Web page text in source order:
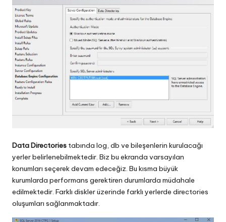
Data Directories tabında log, db ve bileşenlerin kurulacağı
yerler belirlenebilmektedir. Biz bu ekranda varsayılan
konumları seçerek devam edeceğiz. Bu kısma büyük
kurumlarda performans gerektiren durumlarda müdahale
edilmektedir. Farklı diskler üzerinde farklı yerlerde directories
oluşumları sağlanmaktadır.